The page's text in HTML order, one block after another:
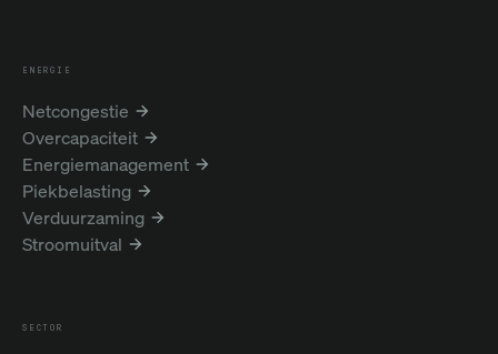
ENERGIE
Netcongestie
Overcapaciteit
Energiemanagement
Piekbelasting
Verduurzaming
Stroomuitval
SECTOR